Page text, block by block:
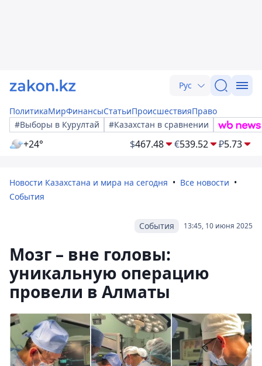
Рус
ПолитикаМирФинансыСтатьиПроисшествияПраво
#Выборы в Курултай
#Казахстан в сравнении
+24° $467.48 €539.52 ₽5.73
Новости Казахстана и мира на сегодня
Все новости
События
13:45, 10 июня 2025
События
Мозг – вне головы:
уникальную операцию
провели в Алматы